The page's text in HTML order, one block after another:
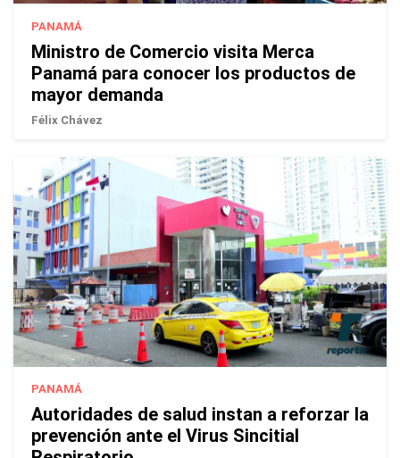
PANAMÁ
Ministro de Comercio visita Merca
Panamá para conocer los productos de
mayor demanda
Félix Chávez
PANAMÁ
Autoridades de salud instan a reforzar la
prevención ante el Virus Sincitial